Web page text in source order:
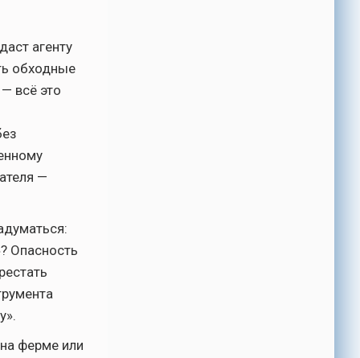
агенту
обходные
всё это
—
Опасность
ферме или